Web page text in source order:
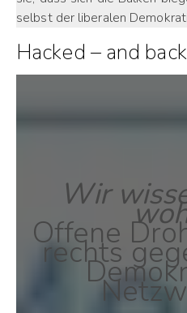
selbst der liberalen
Hacked – and
Wir
Offene
rechts